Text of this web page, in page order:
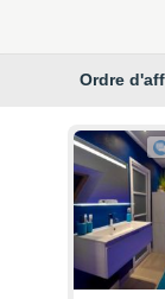
Ordre